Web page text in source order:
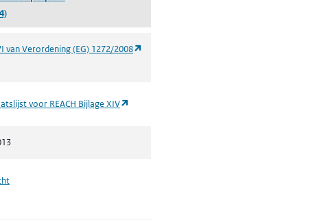
van Verordening (EG) 1272/2008
voor REACH Bijlage XIV